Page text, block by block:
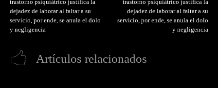
trastorno psiquiátrico justifica la
dejadez de laborar al faltar a su
servicio, por ende, se anula el dolo
y negligencia
trastorno psiquiátrico justifica la
dejadez de laborar al faltar a su
servicio, por ende, se anula el dolo
y negligencia
Artículos relacionados